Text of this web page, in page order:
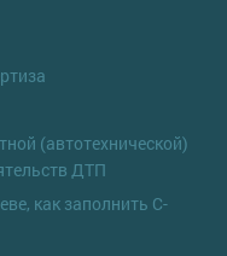
(автотехнической)
ДТП
как заполнить C-